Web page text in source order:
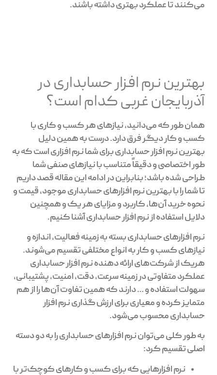
می‌کنند تا عملکرد بهتری داشته باشند.
بهترین نرم افزار حسابداری در
آذربایجان غربی کدام است؟
همان طور که می‌دانید، نیازهای هر کسب و کاری با
کسب و کار دیگر فرق دارد. درست به همین دلیل
بهترین نرم افزار حسابداری برای شما نرم افزاری است که به
طور اختصاصی و دقیقاً متناسب با نیازهای صنفی شما
طراحی شده باشد؛ بنابراین در ادامه این مقاله قصد داریم
تا شما را با بهترین نرم افزارهای حسابداری موجود، قیمت و
نحوه‌ خرید آن‌ها، کاربرد و مزایای هر یک و همچنین
دلایل استفاده از نرم افزار حسابداری آشنا کنیم.
نرم افزارهای حسابداری بسته به زمینه‌ فعالیت، اندازه و
نیازهای کسب و کار به انواع مختلفی تقسیم می‌شوند.
هریک از شرکت‌های ارائه دهنده‌ نرم افزار حسابداری
عملکرد متفاوتی در زمینه‌ سرعت، دقت، امنیت، پشتیبانی،
سهولت استفاده و … دارند که همین تفاوت آن‌ها را از هم
متمایز کرده و معیاری برای ارزش گذاری نرم افزار
حسابداری محسوب می‌شود.
به طور کلی می‌توان نرم افزارهای حسابداری را به دو دسته
اصلی تقسیم کرد:
نرم افزارهایی که برای کسب و کارهای کوچک‌تر با